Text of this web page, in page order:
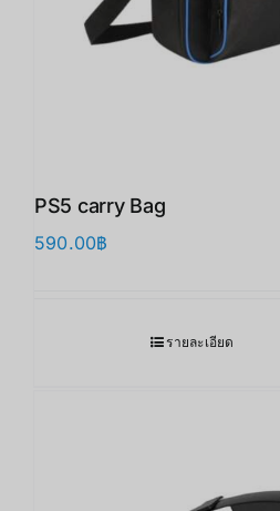
PS5 carry Bag
590.00฿
รายละเอียด